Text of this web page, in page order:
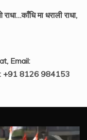
मा धराली राधा,
Email:
+91 8126 984153